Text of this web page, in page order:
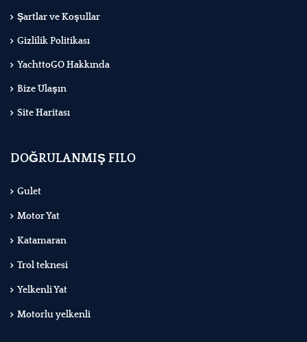
Şartlar ve Koşullar
Gizlilik Politikası
YachttoGO Hakkında
Bize Ulaşın
Site Haritası
DOĞRULANMIŞ FILO
Gulet
Motor Yat
Katamaran
Trol teknesi
Yelkenli Yat
Motorlu yelkenli